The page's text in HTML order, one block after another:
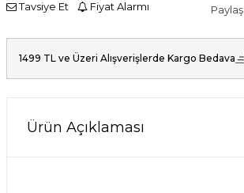
Tavsiye Et Fiyat Alarmı Paylaş
1499 TL ve Üzeri Alışverişlerde Kargo Bedava
Ürün Açıklaması